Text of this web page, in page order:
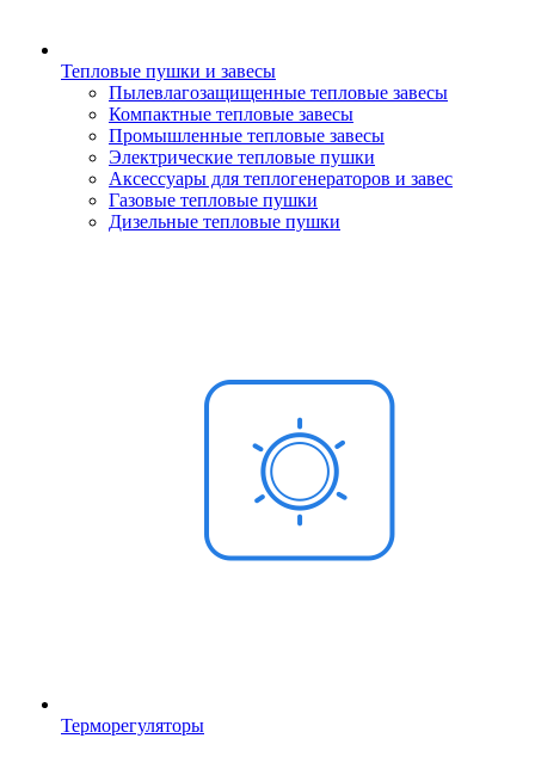
Тепловые пушки и завесы
Пылевлагозащищенные тепловые завесы
Компактные тепловые завесы
Промышленные тепловые завесы
Электрические тепловые пушки
Аксессуары для теплогенераторов и завес
Газовые тепловые пушки
Дизельные тепловые пушки
Терморегуляторы